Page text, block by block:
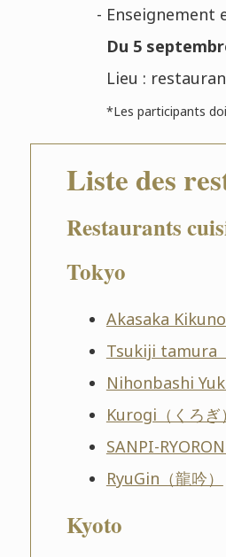
- Enseignement
Du 5
Lieu :
*Les participants
Liste des
Restaurants
Tokyo
Akasaka
Tsukiji tamura
Nihonbashi
Kurogi（くろぎ）
SANPI-
RyuGin（龍吟）
Kyoto